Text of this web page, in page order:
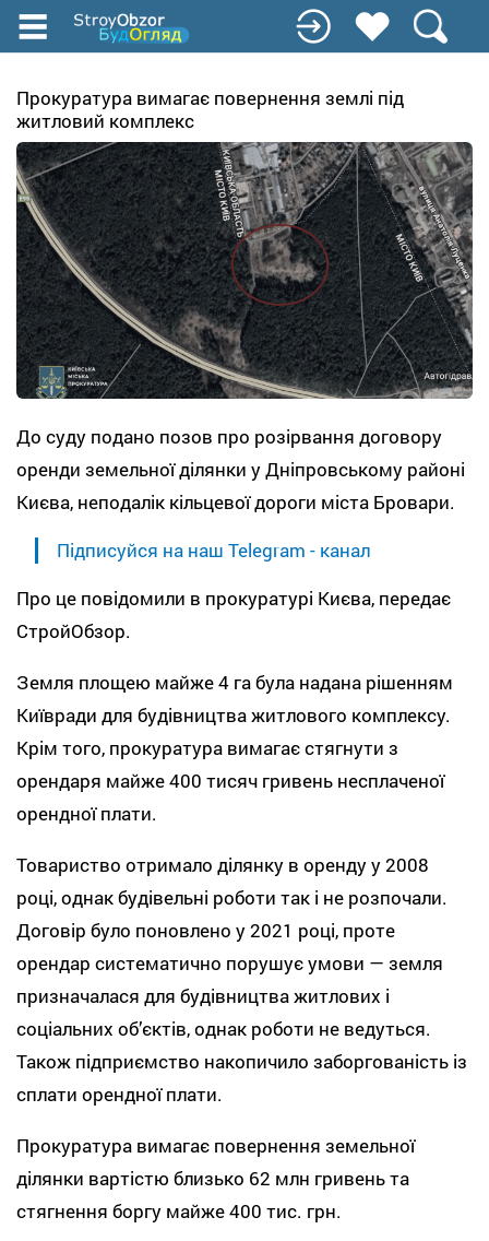
Перейти
до
вмісту
Прокуратура вимагає повернення землі під
житловий комплекс
До суду подано позов про розірвання договору
оренди земельної ділянки у Дніпровському районі
Києва, неподалік кільцевої дороги міста Бровари.
Підписуйся на наш Telegram - канал
Про це повідомили в прокуратурі Києва, передає
СтройОбзор.
Земля площею майже 4 га була надана рішенням
Київради для будівництва житлового комплексу.
Крім того, прокуратура вимагає стягнути з
орендаря майже 400 тисяч гривень несплаченої
орендної плати.
Товариство отримало ділянку в оренду у 2008
році, однак будівельні роботи так і не розпочали.
Договір було поновлено у 2021 році, проте
орендар систематично порушує умови — земля
призначалася для будівництва житлових і
соціальних об’єктів, однак роботи не ведуться.
Також підприємство накопичило заборгованість із
сплати орендної плати.
Прокуратура вимагає повернення земельної
ділянки вартістю близько 62 млн гривень та
стягнення боргу майже 400 тис. грн.